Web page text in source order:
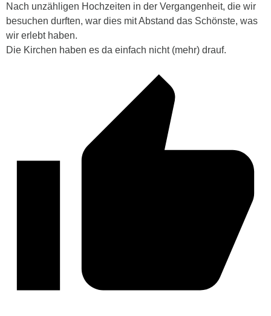
Nach unzähligen Hochzeiten in der Vergangenheit, die wir
besuchen durften, war dies mit Abstand das Schönste, was
wir erlebt haben.
Die Kirchen haben es da einfach nicht (mehr) drauf.